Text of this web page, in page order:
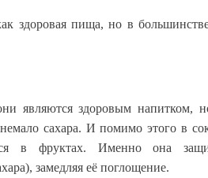
здоровая пища, но в
являются здоровым напитком,
сахара. И помимо этого в
в фруктах. Именно она
замедляя её поглощение.